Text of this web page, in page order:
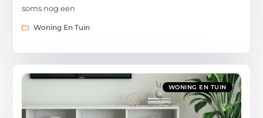
soms nog een
Woning En Tuin
WONING EN TUIN